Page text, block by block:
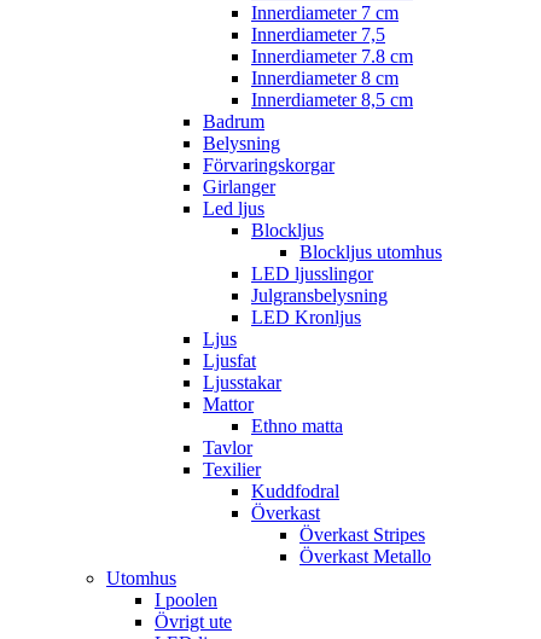
Innerdiameter 7 cm
Innerdiameter 7,5
Innerdiameter 7.8 cm
Innerdiameter 8 cm
Innerdiameter 8,5 cm
Badrum
Belysning
Förvaringskorgar
Girlanger
Led ljus
Blockljus
Blockljus utomhus
LED ljusslingor
Julgransbelysning
LED Kronljus
Ljus
Ljusfat
Ljusstakar
Mattor
Ethno matta
Tavlor
Texilier
Kuddfodral
Överkast
Överkast Stripes
Överkast Metallo
Utomhus
I poolen
Övrigt ute